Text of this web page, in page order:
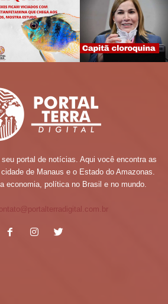
portal de notícias. Aqui você encontra as
de Manaus e o Estado do Amazonas.
economia, política no Brasil e no mundo.